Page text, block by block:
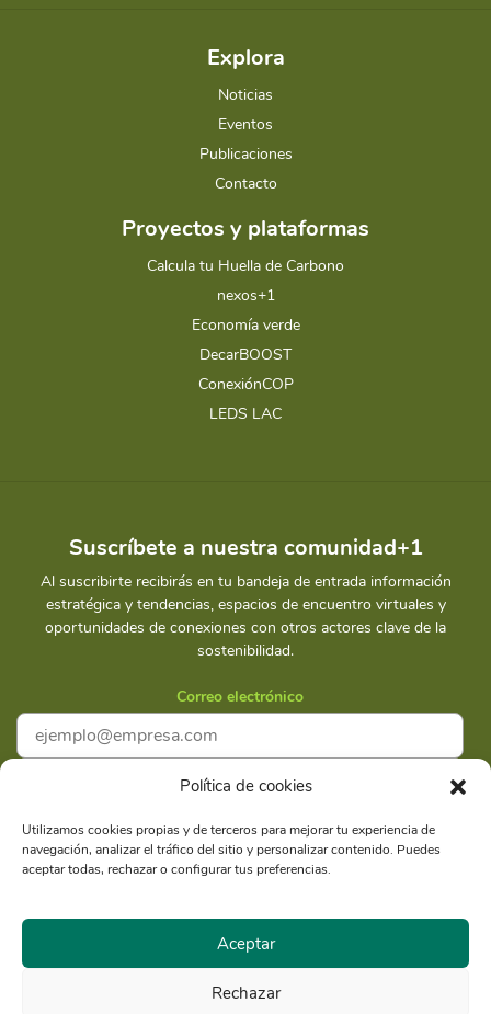
Política de cookies
Utilizamos cookies propias y de terceros para mejorar tu experiencia de
navegación, analizar el tráfico del sitio y personalizar contenido. Puedes
aceptar todas, rechazar o configurar tus preferencias.
Aceptar
Rechazar
Explora
Noticias
Eventos
Publicaciones
Contacto
Proyectos y plataformas
Calcula tu Huella de Carbono
nexos+1
Economía verde
DecarBOOST
ConexiónCOP
LEDS LAC
Suscríbete a nuestra comunidad+1
Al suscribirte recibirás en tu bandeja de entrada información
estratégica y tendencias, espacios de encuentro virtuales y
oportunidades de conexiones con otros actores clave de la
sostenibilidad.
Correo electrónico
Suscríbete
Razón Social: Libélula Comunicación Ambiente y